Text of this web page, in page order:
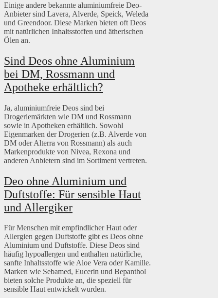
Einige andere bekannte aluminiumfreie Deo-
Anbieter sind Lavera, Alverde, Speick, Weleda
und Greendoor. Diese Marken bieten oft Deos
mit natürlichen Inhaltsstoffen und ätherischen
Ölen an.
Sind Deos ohne Aluminium
bei DM, Rossmann und
Apotheke erhältlich?
Ja, aluminiumfreie Deos sind bei
Drogeriemärkten wie DM und Rossmann
sowie in Apotheken erhältlich. Sowohl
Eigenmarken der Drogerien (z.B. Alverde von
DM oder Alterra von Rossmann) als auch
Markenprodukte von Nivea, Rexona und
anderen Anbietern sind im Sortiment vertreten.
Deo ohne Aluminium und
Duftstoffe: Für sensible Haut
und Allergiker
Für Menschen mit empfindlicher Haut oder
Allergien gegen Duftstoffe gibt es Deos ohne
Aluminium und Duftstoffe. Diese Deos sind
häufig hypoallergen und enthalten natürliche,
sanfte Inhaltsstoffe wie Aloe Vera oder Kamille.
Marken wie Sebamed, Eucerin und Bepanthol
bieten solche Produkte an, die speziell für
sensible Haut entwickelt wurden.